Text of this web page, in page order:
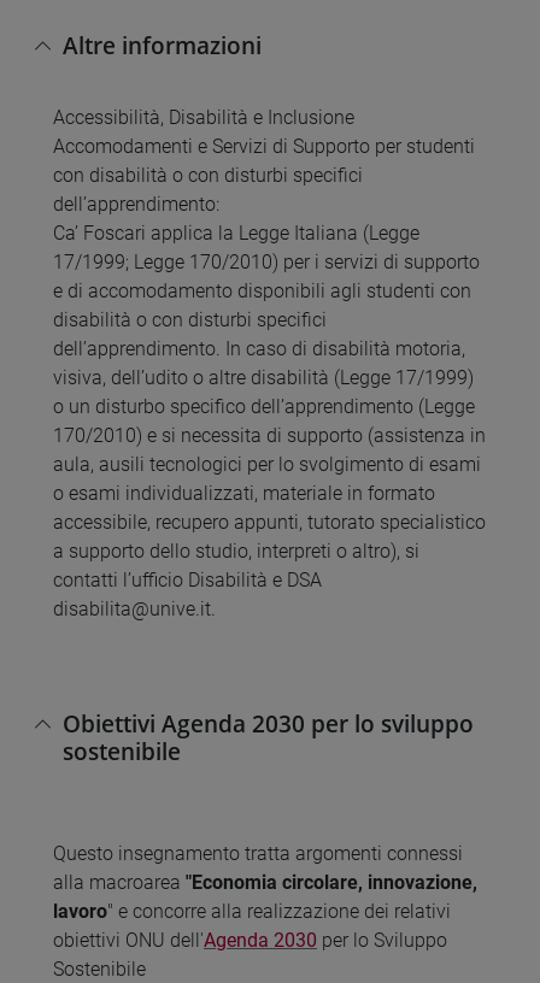
Altre informazioni
Accessibilità, Disabilità e Inclusione
Accomodamenti e Servizi di Supporto per studenti
con disabilità o con disturbi specifici
dell’apprendimento:
Ca’ Foscari applica la Legge Italiana (Legge
17/1999; Legge 170/2010) per i servizi di supporto
e di accomodamento disponibili agli studenti con
disabilità o con disturbi specifici
dell’apprendimento. In caso di disabilità motoria,
visiva, dell’udito o altre disabilità (Legge 17/1999)
o un disturbo specifico dell’apprendimento (Legge
170/2010) e si necessita di supporto (assistenza in
aula, ausili tecnologici per lo svolgimento di esami
o esami individualizzati, materiale in formato
accessibile, recupero appunti, tutorato specialistico
a supporto dello studio, interpreti o altro), si
contatti l’ufficio Disabilità e DSA
disabilita@unive.it.
Obiettivi Agenda 2030 per lo sviluppo
sostenibile
Questo insegnamento tratta argomenti connessi
alla macroarea "Economia circolare, innovazione,
lavoro" e concorre alla realizzazione dei relativi
obiettivi ONU dell'Agenda 2030 per lo Sviluppo
Sostenibile